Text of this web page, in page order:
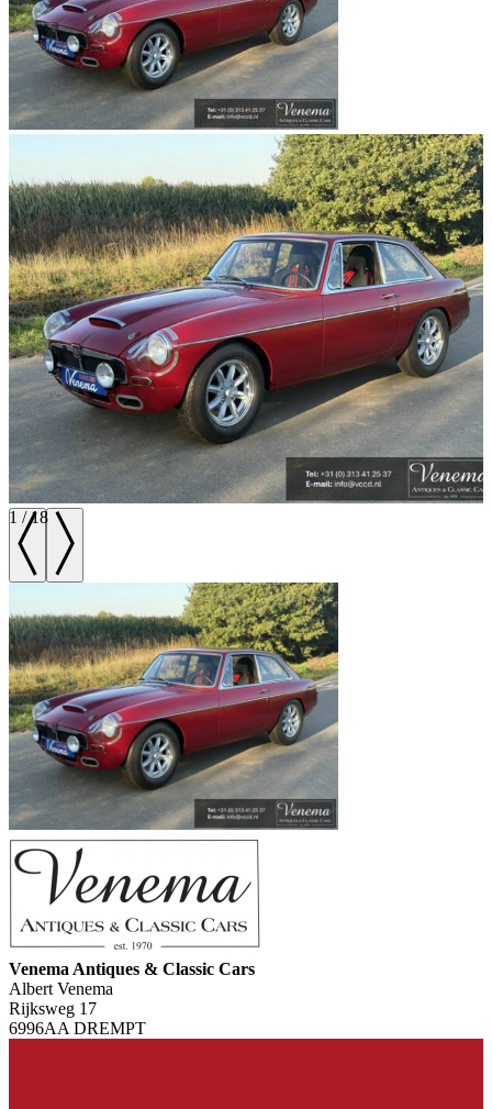
1 /18
Venema Antiques & Classic Cars
Albert Venema
Rijksweg 17
6996AA DREMPT